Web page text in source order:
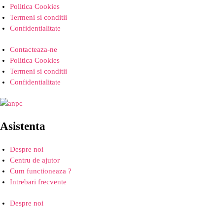
Politica Cookies
Termeni si conditii
Confidentialitate
Contacteaza-ne
Politica Cookies
Termeni si conditii
Confidentialitate
Asistenta
Despre noi
Centru de ajutor
Cum functioneaza ?
Intrebari frecvente
Despre noi